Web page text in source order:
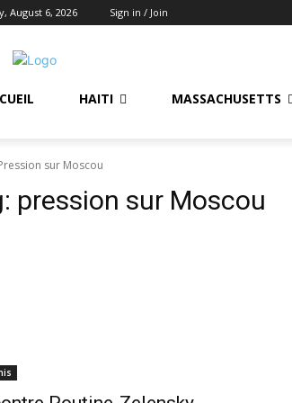
August 6, 2026 Sign in / Join
HAITI MASSACHUSETTS
sur Moscou
pression sur Moscou